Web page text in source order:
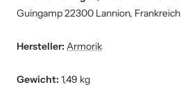
Guingamp 22300 Lannion, Frankreich
Hersteller: Armorik
Gewicht: 1,49 kg